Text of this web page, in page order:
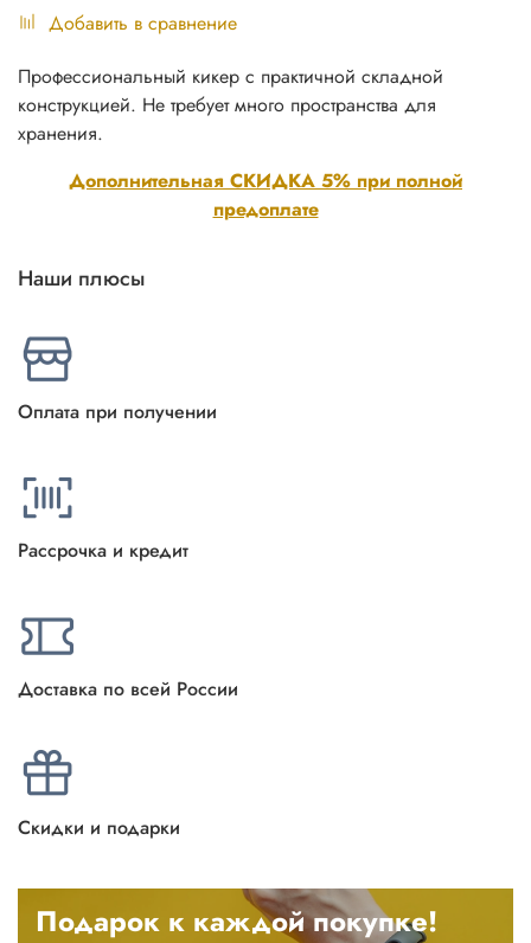
Добавить в сравнение
Дополнительная СКИДКА 5% при полной
предоплате
Профессиональный кикер с практичной складной
конструкцией. Не требует много пространства для
хранения.
Наши плюсы
Оплата при получении
Рассрочка и кредит
Доставка по всей России
Скидки и подарки
Подарок к каждой покупке!